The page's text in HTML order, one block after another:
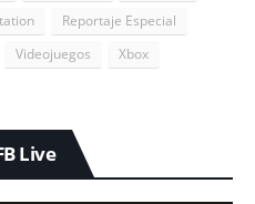
Reportaje Especial
Videojuegos Xbox
Live